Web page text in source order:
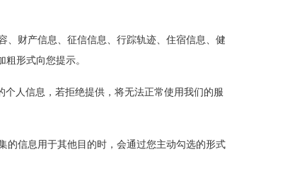
产信息、征信信息、行踪轨迹、住宿信息、健
形式向您提示。
人信息，若拒绝提供，将无法正常使用我们的服
的信息用于其他目的时，会通过您主动勾选的形式